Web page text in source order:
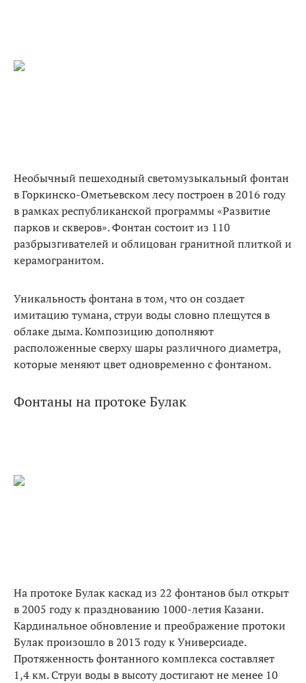
Необычный пешеходный светомузыкальный фонтан
в Горкинско-Ометьевском лесу построен в 2016 году
в рамках республиканской программы «Развитие
парков и скверов». Фонтан состоит из 110
разбрызгивателей и облицован гранитной плиткой и
керамогранитом.
Уникальность фонтана в том, что он создает
имитацию тумана, струи воды словно плещутся в
облаке дыма. Композицию дополняют
расположенные сверху шары различного диаметра,
которые меняют цвет одновременно с фонтаном.
Фонтаны на протоке Булак
На протоке Булак каскад из 22 фонтанов был открыт
в 2005 году к празднованию 1000-летия Казани.
Кардинальное обновление и преображение протоки
Булак произошло в 2013 году к Универсиаде.
Протяженность фонтанного комплекса составляет
1,4 км. Струи воды в высоту достигают не менее 10